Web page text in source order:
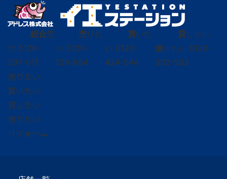
総合受
付 0120-
297-011
売りた
い 0120-
139-664
買いた
い 0120-
424-544
貸し たい
借り たい 0120-
302-563
売りたい
買いたい
貸したい
借りたい
リフォーム